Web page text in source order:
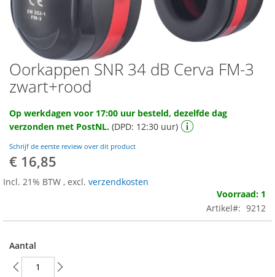
Ga
naar
het
van
de
gallerij
Oorkappen SNR 34 dB Cerva FM-3
zwart+rood
Op werkdagen voor 17:00 uur besteld, dezelfde dag
verzonden met PostNL. (DPD: 12:30 uur)
Schrijf de eerste review over dit product
€ 16,85
Incl. 21% BTW , excl. verzendkosten
Voorraad: 1
Artikel
9212
Aantal